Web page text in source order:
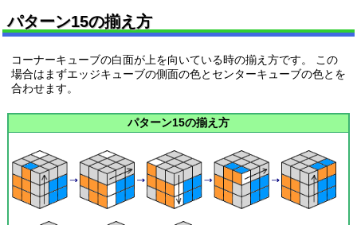
パターン15の揃え方
コーナーキューブの白面が上を向いている時の揃え方です。 この
場合はまずエッジキューブの側面の色とセンターキューブの色とを
合わせます。
パターン15の揃え方